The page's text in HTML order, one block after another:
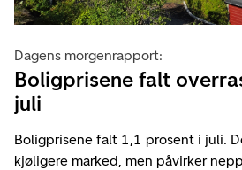
Dagens morgenrapport:
Boligprisene falt
juli
Boligprisene falt 1,1 prosent i juli.
kjøligere marked, men påvirker